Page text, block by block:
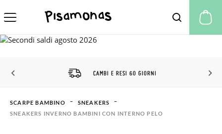
CAMBI E RESI 60 GIORNI
SCARPE BAMBINO
SNEAKERS
SNEAKERS INVERNO BAMBINI CON INTERNO PELO